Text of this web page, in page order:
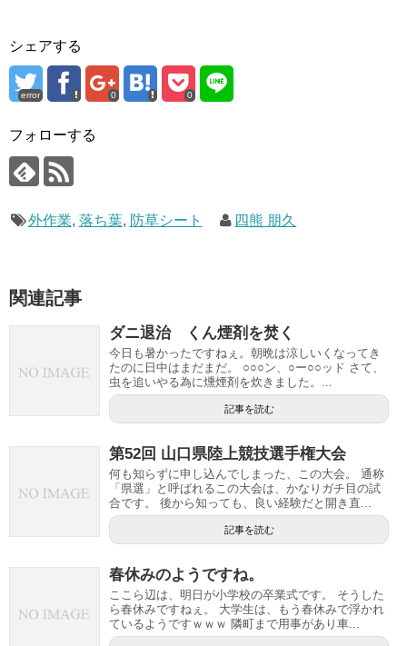
シェアする
error 0 0
フォローする
外作業, 落ち葉, 防草シート 四熊 朋久
関連記事
ダニ退治 くん煙剤を焚く
今日も暑かったですねぇ。朝晩は涼しいくなってき
たのに日中はまだまだ。 ○○○ン、○ー○○ッド さて、
虫を追いやる為に燻煙剤を炊きました。...
記事を読む
第52回 山口県陸上競技選手権大会
何も知らずに申し込んでしまった、この大会。 通称
「県選」と呼ばれるこの大会は、かなりガチ目の試
合です。 後から知っても、良い経験だと開き直...
記事を読む
春休みのようですね。
ここら辺は、明日が小学校の卒業式です。 そうした
ら春休みですねぇ。 大学生は、もう春休みで浮かれ
ているようですｗｗｗ 隣町まで用事があり車...